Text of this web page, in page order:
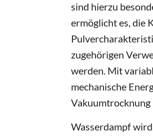
sind hierzu
ermöglicht es, die
zugehörigen
werden. Mit
mechanische
Wasserdampf